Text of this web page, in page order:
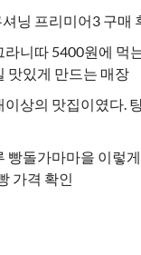
닝 프리미어3 구매
라니따 5400원에 먹
맛있게 만드는 매장
이상의 맛집이였다.
빵돌가마마을 이렇
가격 확인